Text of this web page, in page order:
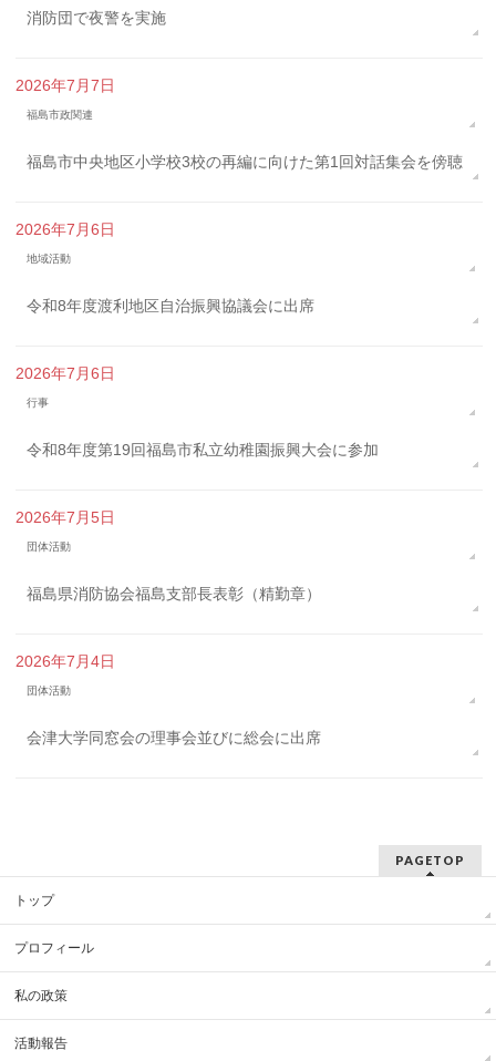
消防団で夜警を実施
2026年7月7日
福島市政関連
福島市中央地区小学校3校の再編に向けた第1回対話集会を傍聴
2026年7月6日
地域活動
令和8年度渡利地区自治振興協議会に出席
2026年7月6日
行事
令和8年度第19回福島市私立幼稚園振興大会に参加
2026年7月5日
団体活動
福島県消防協会福島支部長表彰（精勤章）
2026年7月4日
団体活動
会津大学同窓会の理事会並びに総会に出席
PAGETOP
トップ
プロフィール
私の政策
活動報告